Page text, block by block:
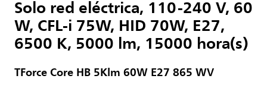
Solo red eléctrica, 110-240 V, 60
W, CFL-i 75W, HID 70W, E27,
6500 K, 5000 lm, 15000 hora(s)
TForce Core HB 5Klm 60W E27 865 WV